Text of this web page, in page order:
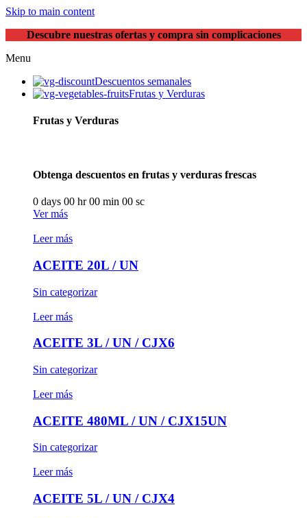
Skip to main content
Descubre nuestras ofertas y compra sin complicaciones
Menu
Descuentos semanales
Frutas y Verduras
Frutas y Verduras
Obtenga descuentos en frutas y verduras frescas
0 days 00 hr00 min 00 sc
Ver más
Leer más
ACEITE 20L / UN
Sin categorizar
Leer más
ACEITE 3L / UN / CJX6
Sin categorizar
Leer más
ACEITE 480ML / UN / CJX15UN
Sin categorizar
Leer más
ACEITE 5L / UN / CJX4